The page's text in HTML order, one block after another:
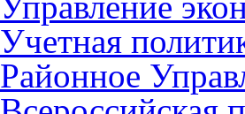
Учетная
Районное